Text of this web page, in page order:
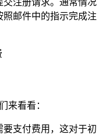
交注册请求。通常情况
邮件中的指示完成注
来看看：
支付费用，这对于初